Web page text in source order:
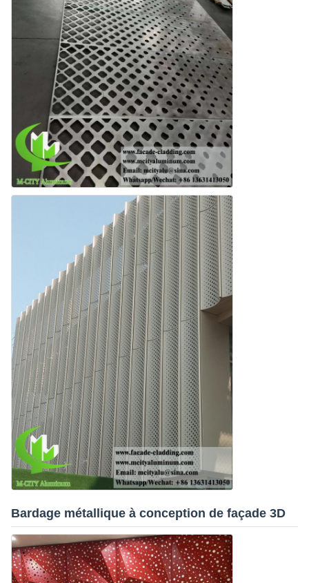
Bardage métallique à conception de façade 3D